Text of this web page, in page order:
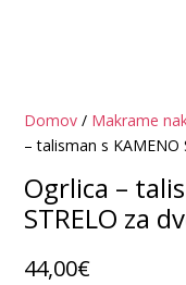
Domov / Makrame
– talisman s
Ogrlica –
STRELO za
44,00€